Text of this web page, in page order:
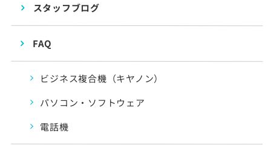
スタッフブログ
FAQ
ビジネス複合機（キヤノン）
パソコン・ソフトウェア
電話機